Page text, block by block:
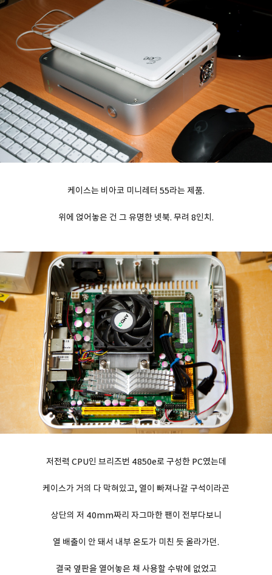
케이스는 비아코 미니레터 55라는 제품.
위에 얹어놓은 건 그 유명한 넷북. 무려 8인치.
저전력 CPU인 브리즈번 4850e로 구성한 PC였는데
케이스가 거의 다 막혀있고, 열이 빠져나갈 구석이라곤
상단의 저 40mm짜리 자그마한 팬이 전부다보니
열 배출이 안 돼서 내부 온도가 미친 듯 올라가던.
결국 옆판을 열어놓은 채 사용할 수밖에 없었고